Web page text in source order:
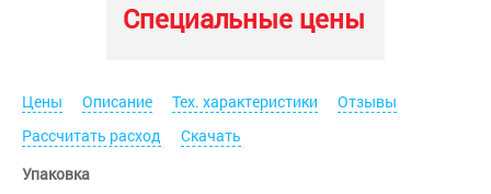
Специальные цены
Цены Описание Тех. характеристики
Отзывы
Рассчитать расход
Скачать
Упаковка